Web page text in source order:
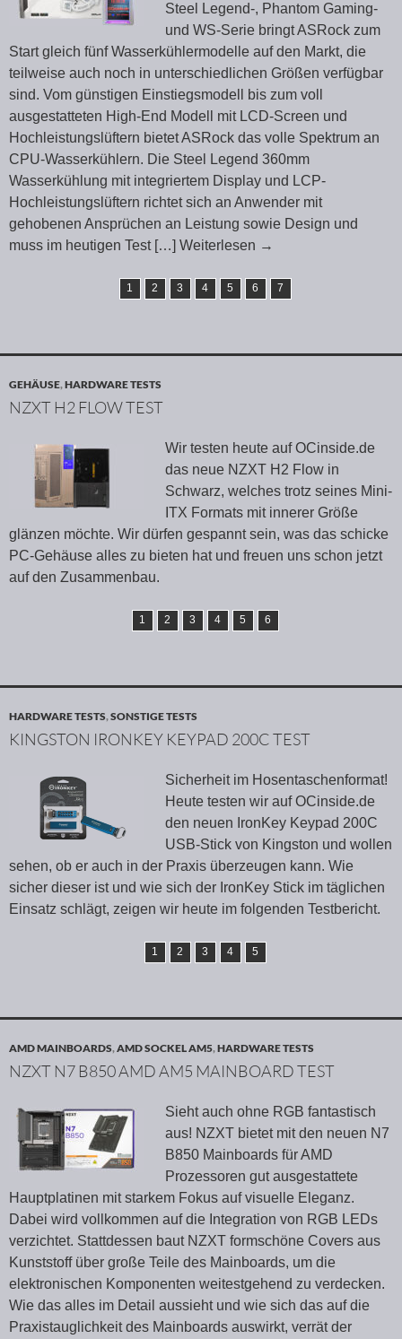
Steel Legend-, Phantom Gaming-
und WS-Serie bringt ASRock zum
Start gleich fünf Wasserkühlermodelle auf den Markt, die
teilweise auch noch in unterschiedlichen Größen verfügbar
sind. Vom günstigen Einstiegsmodell bis zum voll
ausgestatteten High-End Modell mit LCD-Screen und
Hochleistungslüftern bietet ASRock das volle Spektrum an
CPU-Wasserkühlern. Die Steel Legend 360mm
Wasserkühlung mit integriertem Display und LCP-
Hochleistungslüftern richtet sich an Anwender mit
gehobenen Ansprüchen an Leistung sowie Design und
muss im heutigen Test […] Weiterlesen →
1 2 3 4 5 6 7
GEHÄUSE,HARDWARE TESTS
NZXT H2 FLOW TEST
Wir testen heute auf OCinside.de
das neue NZXT H2 Flow in
Schwarz, welches trotz seines Mini-
ITX Formats mit innerer Größe
glänzen möchte. Wir dürfen gespannt sein, was das schicke
PC-Gehäuse alles zu bieten hat und freuen uns schon jetzt
auf den Zusammenbau.
1 2 3 4 5 6
HARDWARE TESTS,SONSTIGE TESTS
KINGSTON IRONKEY KEYPAD 200C TEST
Sicherheit im Hosentaschenformat!
Heute testen wir auf OCinside.de
den neuen IronKey Keypad 200C
USB-Stick von Kingston und wollen
sehen, ob er auch in der Praxis überzeugen kann. Wie
sicher dieser ist und wie sich der IronKey Stick im täglichen
Einsatz schlägt, zeigen wir heute im folgenden Testbericht.
1 2 3 4 5
AMD MAINBOARDS,AMD SOCKEL AM5,HARDWARE TESTS
NZXT N7 B850 AMD AM5 MAINBOARD TEST
Sieht auch ohne RGB fantastisch
aus! NZXT bietet mit den neuen N7
B850 Mainboards für AMD
Prozessoren gut ausgestattete
Hauptplatinen mit starkem Fokus auf visuelle Eleganz.
Dabei wird vollkommen auf die Integration von RGB LEDs
verzichtet. Stattdessen baut NZXT formschöne Covers aus
Kunststoff über große Teile des Mainboards, um die
elektronischen Komponenten weitestgehend zu verdecken.
Wie das alles im Detail aussieht und wie sich das auf die
Praxistauglichkeit des Mainboards auswirkt, verrät der